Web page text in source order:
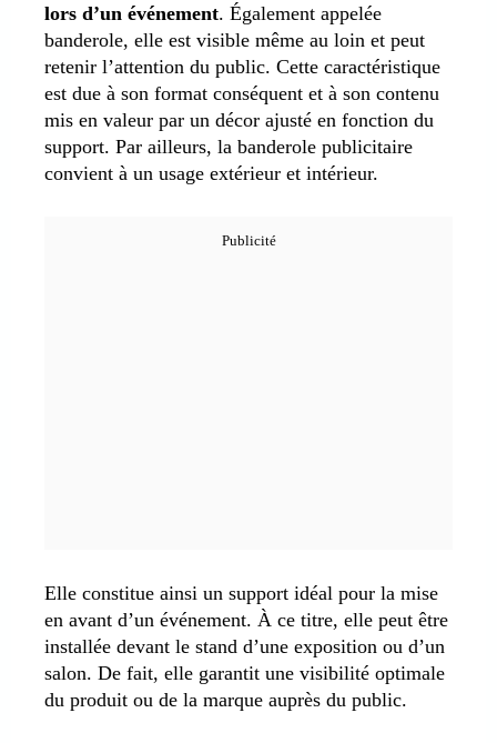
lors d’un événement. Également appelée
banderole, elle est visible même au loin et peut
retenir l’attention du public. Cette caractéristique
est due à son format conséquent et à son contenu
mis en valeur par un décor ajusté en fonction du
support. Par ailleurs, la banderole publicitaire
convient à un usage extérieur et intérieur.
Elle constitue ainsi un support idéal pour la mise
en avant d’un événement. À ce titre, elle peut être
installée devant le stand d’une exposition ou d’un
salon. De fait, elle garantit une visibilité optimale
du produit ou de la marque auprès du public.